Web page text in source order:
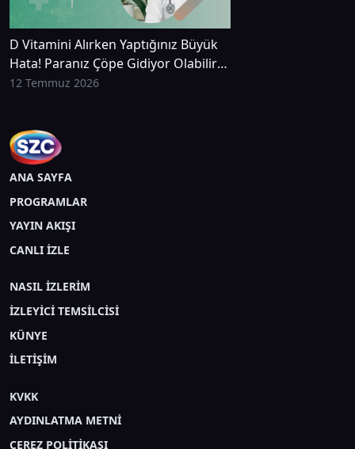
D Vitamini Alırken Yaptığınız Büyük
Hata! Paranız Çöpe Gidiyor Olabilir!
| Dr. Ayşegül Çoruhlu
12 Temmuz 2026
ANA SAYFA
PROGRAMLAR
YAYIN AKIŞI
CANLI İZLE
NASIL İZLERİM
İZLEYİCİ TEMSİLCİSİ
KÜNYE
İLETİŞİM
KVKK
AYDINLATMA METNİ
ÇEREZ POLİTİKASI